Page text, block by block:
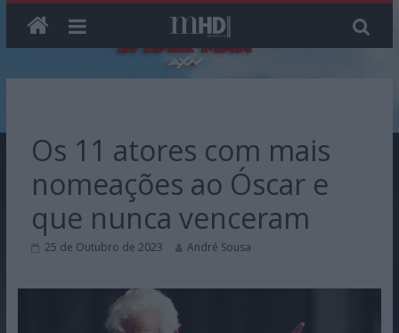
contentOs 11 atores com mais
nomeações ao Óscar e
que nunca venceram
25 de Outubro de 2023 André Sousa